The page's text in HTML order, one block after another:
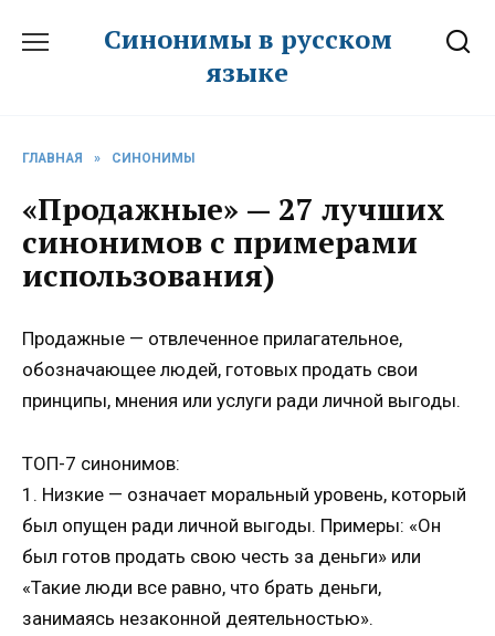
Синонимы в русском
языке
ГЛАВНАЯ » СИНОНИМЫ
«Продажные» — 27 лучших
синонимов с примерами
использования)
Продажные — отвлеченное прилагательное,
обозначающее людей, готовых продать свои
принципы, мнения или услуги ради личной выгоды.
ТОП-7 синонимов:
1. Низкие — означает моральный уровень, который
был опущен ради личной выгоды. Примеры: «Он
был готов продать свою честь за деньги» или
«Такие люди все равно, что брать деньги,
занимаясь незаконной деятельностью».